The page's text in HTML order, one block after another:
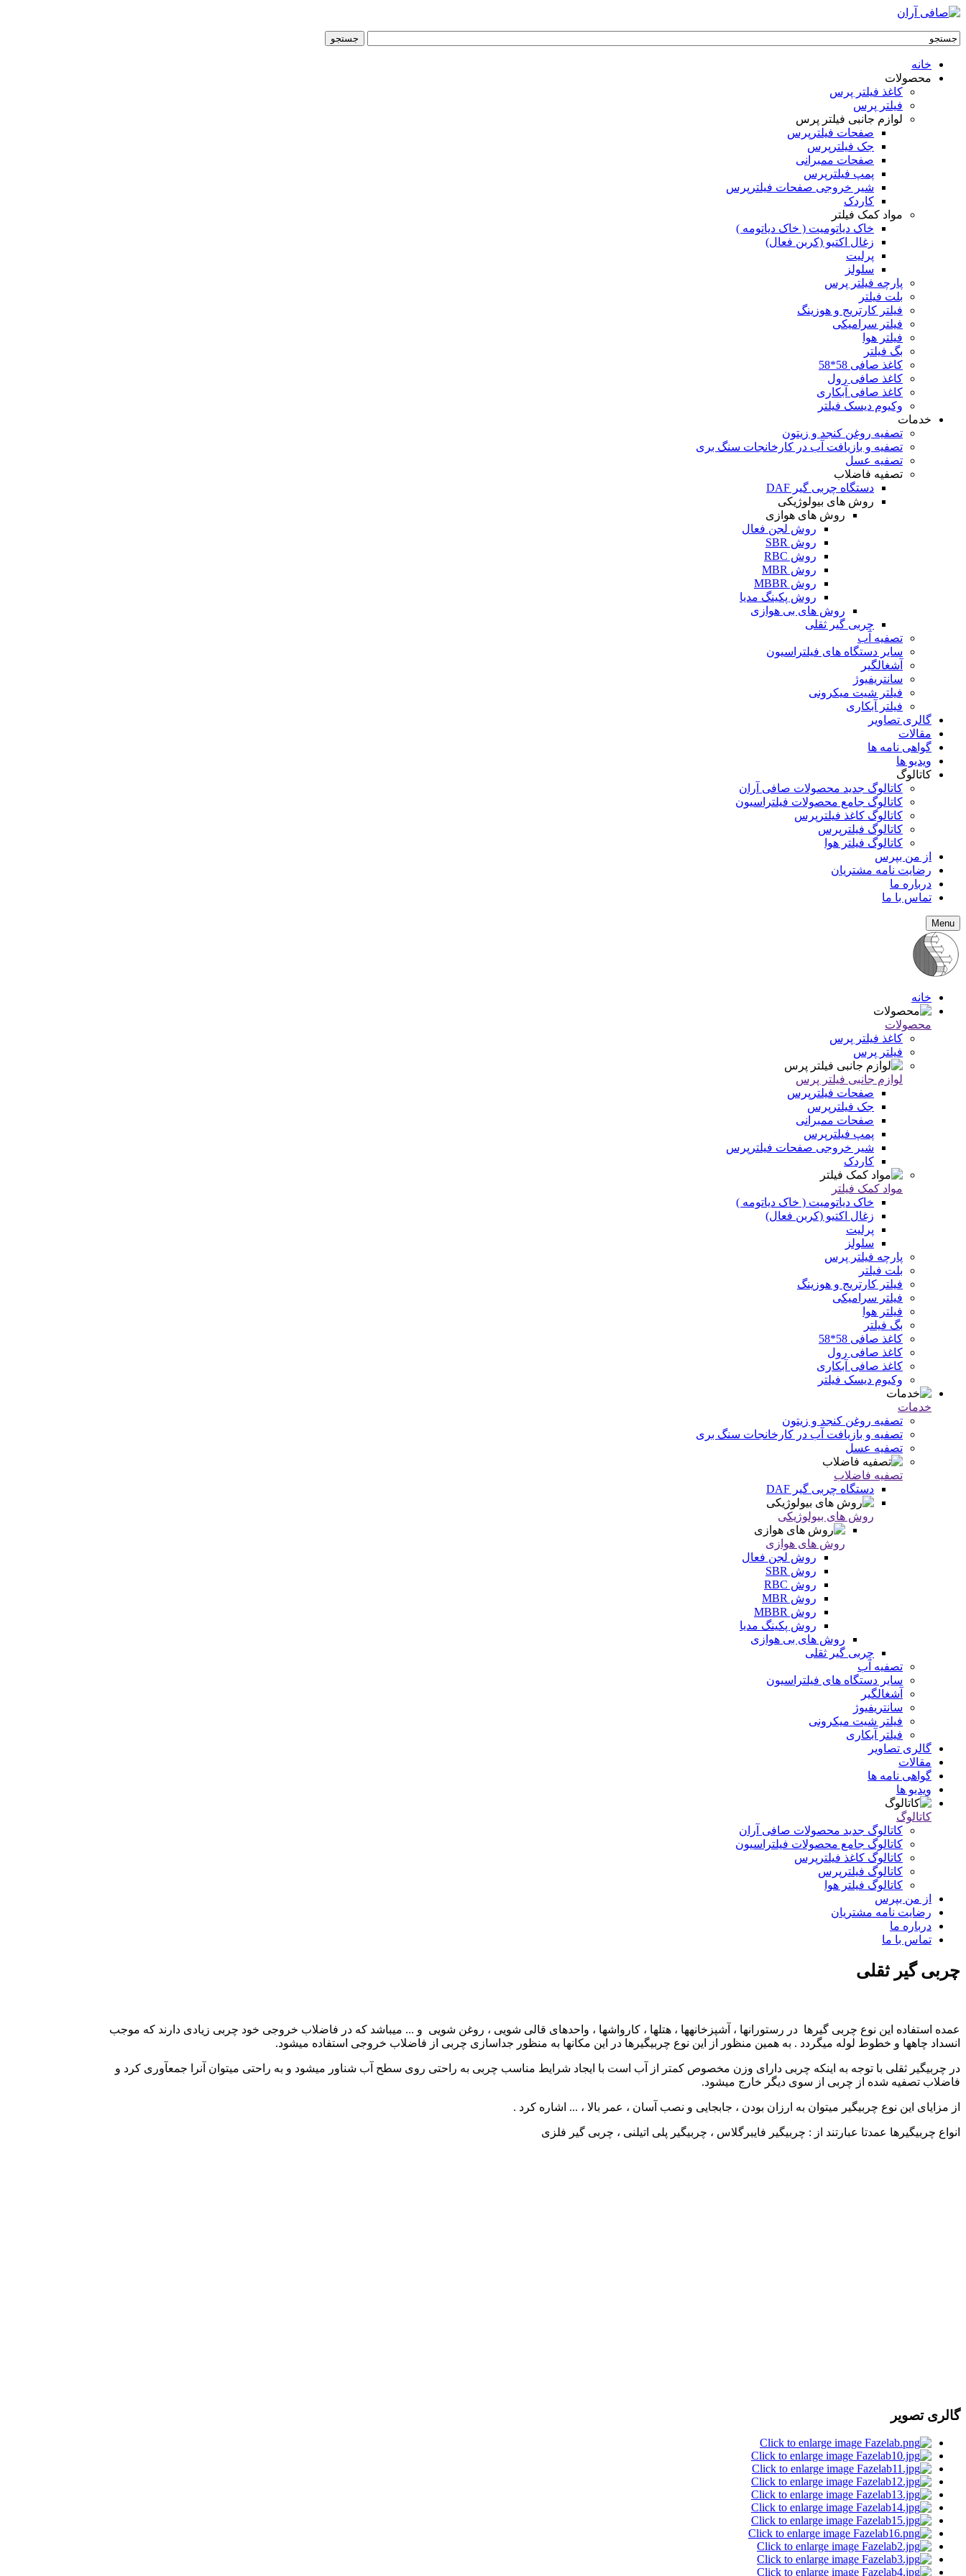
خانه
محصولات
کاغذ فیلتر پرس
فیلتر پرس
لوازم جانبی فیلتر پرس
صفحات فیلترپرس
جک فیلترپرس
صفحات ممبرانی
پمپ فیلترپرس
شیر خروجی صفحات فیلترپرس
کاردک
مواد کمک فیلتر
خاک دیاتومیت ( خاک دیاتومه )
زغال اکتیو (کربن فعال)
پرلیت
سلولز
پارچه فیلتر پرس
بلت فیلتر
فیلتر کارتریج و هوزینگ
فیلتر سرامیکی
فیلتر هوا
بگ فیلتر
کاغذ صافی 58*58
کاغذ صافی رول
کاغذ صافی آبکاری
وکیوم دیسک فیلتر
خدمات
تصفیه روغن کنجد و زیتون
تصفیه و بازیافت آب در کارخانجات سنگ بری
تصفیه عسل
تصفیه فاضلاب
دستگاه چربی گیر DAF
روش های بیولوژیکی
روش های هوازی
روش لجن فعال
روش SBR
روش RBC
روش MBR
روش MBBR
روش پکینگ مدیا
روش های بی هوازی
چربی گیر ثقلی
تصفیه آب
سایر دستگاه های فیلتراسیون
آشغالگیر
سانتریفیوژ
فیلتر شیت میکرونی
فیلتر آبکاری
گالری تصاویر
مقالات
گواهی نامه ها
ویدیو ها
کاتالوگ
کاتالوگ جدید محصولات صافی آران
کاتالوگ جامع محصولات فیلتراسیون
کاتالوگ کاغذ فیلترپرس
کاتالوگ فیلترپرس
کاتالوگ فیلتر هوا
از من بپرس
رضایت نامه مشتریان
درباره ما
تماس با ما
Menu
خانه
محصولات
کاغذ فیلتر پرس
فیلتر پرس
لوازم جانبی فیلتر پرس
صفحات فیلترپرس
جک فیلترپرس
صفحات ممبرانی
پمپ فیلترپرس
شیر خروجی صفحات فیلترپرس
کاردک
مواد کمک فیلتر
خاک دیاتومیت ( خاک دیاتومه )
زغال اکتیو (کربن فعال)
پرلیت
سلولز
پارچه فیلتر پرس
بلت فیلتر
فیلتر کارتریج و هوزینگ
فیلتر سرامیکی
فیلتر هوا
بگ فیلتر
کاغذ صافی 58*58
کاغذ صافی رول
کاغذ صافی آبکاری
وکیوم دیسک فیلتر
خدمات
تصفیه روغن کنجد و زیتون
تصفیه و بازیافت آب در کارخانجات سنگ بری
تصفیه عسل
تصفیه فاضلاب
دستگاه چربی گیر DAF
روش های بیولوژیکی
روش های هوازی
روش لجن فعال
روش SBR
روش RBC
روش MBR
روش MBBR
روش پکینگ مدیا
روش های بی هوازی
چربی گیر ثقلی
تصفیه آب
سایر دستگاه های فیلتراسیون
آشغالگیر
سانتریفیوژ
فیلتر شیت میکرونی
فیلتر آبکاری
گالری تصاویر
مقالات
گواهی نامه ها
ویدیو ها
کاتالوگ
کاتالوگ جدید محصولات صافی آران
کاتالوگ جامع محصولات فیلتراسیون
کاتالوگ کاغذ فیلترپرس
کاتالوگ فیلترپرس
کاتالوگ فیلتر هوا
از من بپرس
رضایت نامه مشتریان
درباره ما
تماس با ما
چربی گیر ثقلی
عمده استفاده این نوع چربی گیر­ها در رستوران­ها ، آشپزخانه­ها ، هتل­ها ، کارواش­ها ، واحد­های قالی شویی ، روغن شویی و ... می­باشد که در فاضلاب خروجی خود چربی­ زیادی دارند که موجب
انسداد چاه­ها و خطوط لوله می­گردد . به همین منظور از این نوع چربی­گیرها در این مکان­ها به منظور جداسازی چربی از فاضلاب خروجی استفاده می­شود.
در چربی­گیر ثقلی با توجه به اینکه چربی دارای وزن مخصوص کم­تر از آب است با ایجاد شرایط مناسب چربی به راحتی روی سطح آب شناور می­شود و به راحتی می­توان آن­را جمع­آوری کرد و
فاضلاب تصفیه شده از چربی از سوی دیگر خارج می­شود.
از مزایای این نوع چربی­گیر می­توان به ارزان بودن ، جابجایی و نصب آسان ، عمر بالا ، ... اشاره کرد .
انواع چربی­گیر­ها عمدتا عبارتند از : چربی­گیر فایبرگلاس ، چربی­گیر پلی اتیلنی ، چربی گیر فلزی
گالری تصویر